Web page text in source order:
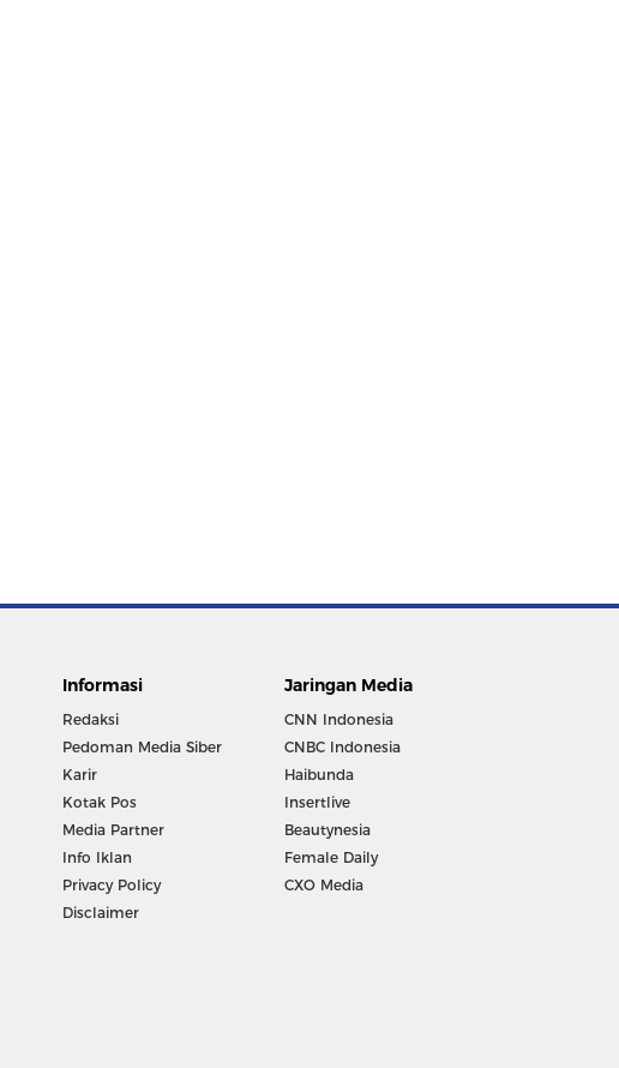
Informasi
Redaksi
Pedoman Media Siber
Karir
Kotak Pos
Media Partner
Info Iklan
Privacy Policy
Disclaimer
Jaringan Media
CNN Indonesia
CNBC Indonesia
Haibunda
Insertlive
Beautynesia
Female Daily
CXO Media